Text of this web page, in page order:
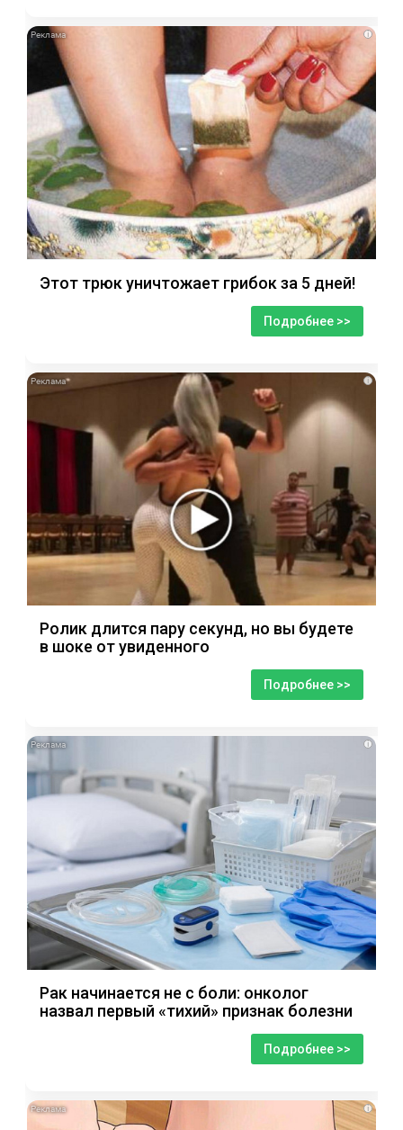
i
Этот трюк уничтожает грибок за 5 дней!
Подробнее >>
i
Ролик длится пару секунд, но вы будете
в шоке от увиденного
Подробнее >>
i
Рак начинается не с боли: онколог
назвал первый «тихий» признак болезни
Подробнее >>
i